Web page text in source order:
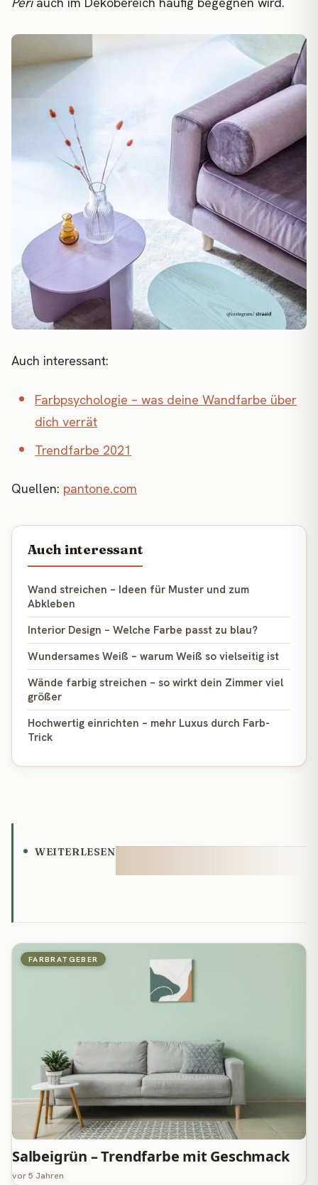
Auch interessant:
Farbpsychologie – was deine Wandfarbe über
dich verrät
Trendfarbe 2021
Quellen: pantone.com
Auch interessant
Wand streichen – Ideen für Muster und zum
Abkleben
Interior Design – Welche Farbe passt zu blau?
Wundersames Weiß – warum Weiß so vielseitig ist
Wände farbig streichen – so wirkt dein Zimmer viel
größer
Hochwertig einrichten – mehr Luxus durch Farb-
Trick
WEITERLESEN
FARBRATGEBER
Salbeigrün – Trendfarbe mit Geschmack
vor 5 Jahren